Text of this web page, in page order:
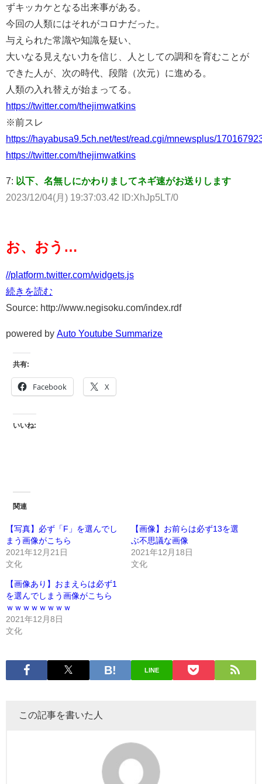
ずキッカケとなる出来事がある。
今回の人類にはそれがコロナだった。
与えられた常識や知識を疑い、
大いなる見えない力を信じ、人としての調和を育むことが
できた人が、次の時代、段階（次元）に進める。
人類の入れ替えが始まってる。
https://twitter.com/thejimwatkins
※前スレ
https://hayabusa9.5ch.net/test/read.cgi/mnewsplus/
https://twitter.com/thejimwatkins
7: 以下、名無しにかわりましてネギ速がお送りします
2023/12/04(月) 19:37:03.42 ID:XhJp5LT/0
お、おう…
//platform.twitter.com/widgets.js
続きを読む
Source: http://www.negisoku.com/index.rdf
powered by Auto Youtube Summarize
共有:
Facebook X
いいね:
関連
【写真】必ず「F」を選んでし
まう画像がこちら
2021年12月21日
文化
【画像】お前らは必ず13を選
ぶ不思議な画像
2021年12月18日
文化
【画像あり】おまえらは必ず1
を選んでしまう画像がこちら
ｗｗｗｗｗｗｗｗ
2021年12月8日
文化
LINE
この記事を書いた人